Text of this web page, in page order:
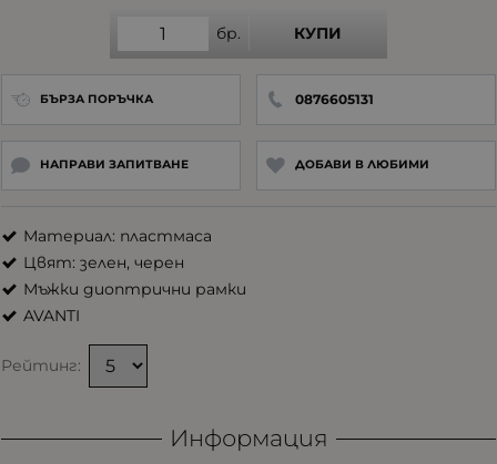
бр. КУПИ
БЪРЗА ПОРЪЧКА 0876605131
НАПРАВИ ЗАПИТВАНЕ ДОБАВИ В ЛЮБИМИ
Материал: пластмаса
Цвят: зелен, черен
Мъжки диоптрични рамки
AVANTI
Рейтинг:
Информация